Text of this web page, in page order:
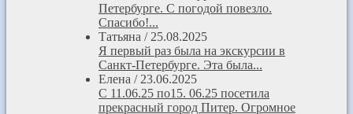
Петербурге. С погодой повезло.
Спасибо!...
Татьяна / 25.08.2025
Я первый раз была на экскурсии в
Санкт-Петербурге. Эта была...
Елена / 23.06.2025
С 11.06.25 по15. 06.25 посетила
прекрасный город Питер. Огромное